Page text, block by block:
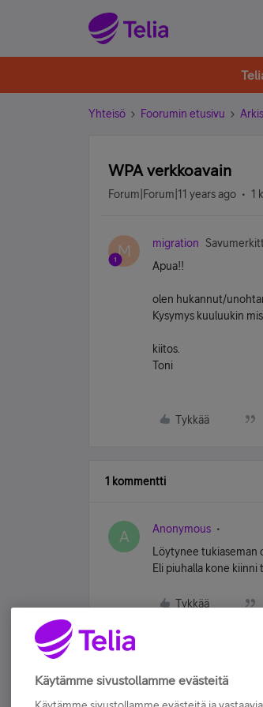
Yhteisö Foorumin etusivu
WPA verkkoavain
Forum|Forum|11 years ago 1
M migration
Apua!!
olen hukannut/
Kysymys kuuluukin
kiitos.
Toni
Tykkää
1 kommentti
A Anonymous
Löytynee tukiaseman
Eli piuhalla kone kiinni
Tykkää
Käytämme sivustollamme evästeitä